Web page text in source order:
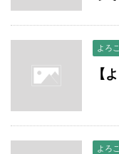
よろ
【
よろ